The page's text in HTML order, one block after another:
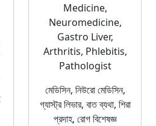
Medicine,
Neuromedicine,
Gastro Liver,
Arthritis, Phlebitis,
Pathologist
মেডিসিন, নিউরো মেডিসিন,
গ্যাস্ট্র লিভার, বাত ব্যথা, শিরা
প্রদাহ, রোগ বিশেষজ্ঞ